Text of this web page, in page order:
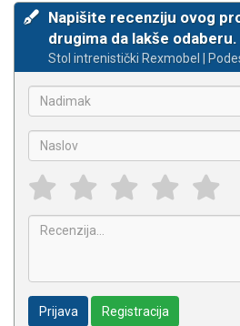
Napišite recenziju ovog
drugima da lakše odaberu.
Stol intrenistički Rexmobel |
Prijava Registracija